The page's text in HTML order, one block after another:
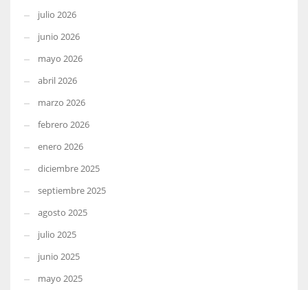
julio 2026
junio 2026
mayo 2026
abril 2026
marzo 2026
febrero 2026
enero 2026
diciembre 2025
septiembre 2025
agosto 2025
julio 2025
junio 2025
mayo 2025